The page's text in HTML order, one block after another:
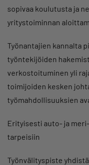
sopivaa koulutusta ja
yritystoiminnan
Työnantajien kannalta
työntekijöiden
verkostoituminen yli
toimijoiden kesken
työmahdollisuuksien
Erityisesti auto- ja
tarpeisiin
Työnvälityspiste